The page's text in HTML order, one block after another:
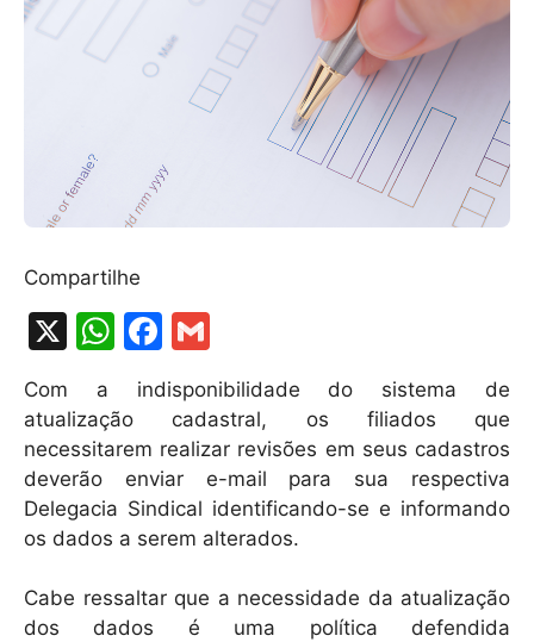
Compartilhe
X
W
at
s
A
p
p
F
a
c
e
b
o
o
k
m
ai
l
Com a indisponibilidade do sistema de
atualização cadastral, os filiados que
necessitarem realizar revisões em seus cadastros
deverão enviar e-mail para sua respectiva
Delegacia Sindical identificando-se e informando
os dados a serem alterados.
Cabe ressaltar que a necessidade da atualização
dos dados é uma política defendida